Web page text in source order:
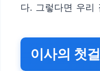
다. 그렇다면 우리
이사의 첫